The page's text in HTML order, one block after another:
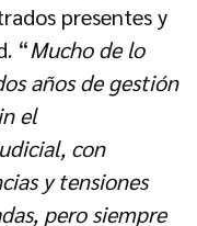
presentes y
“Mucho de lo
años de gestión
el
con
y tensiones
pero siempre